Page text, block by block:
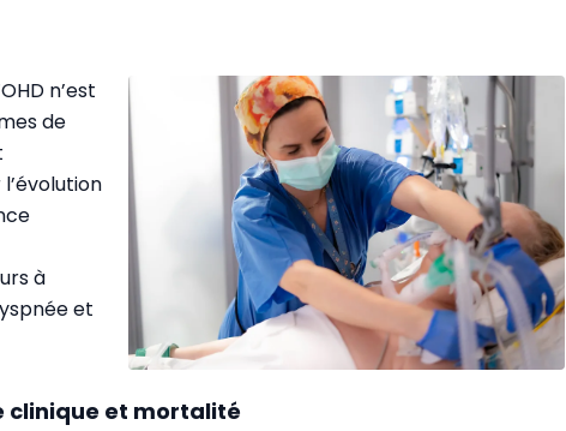
n’est
de
à
et
clinique et mortalité